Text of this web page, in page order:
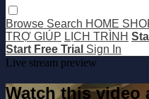
Browse Search HOME
TRỢ GIÚP LỊCH TRÌNH
Start Free Trial Sign In
Live stream preview
Watch this video